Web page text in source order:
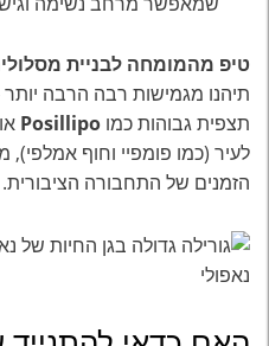
טיפ מהמומחה לבניית
תיהנו מגמישות רבה הרבה יותר
תצפית גבוהות כמו Posillipo
לעיר (כמו פומפיי וחוף אמלפי),
הזמנים של התחבורה הציבורית.